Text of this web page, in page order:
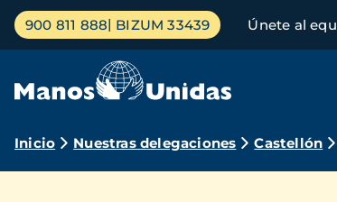
Pasar
contenido
Menú
principal
900 811 888 BIZUM 33439 Únete al
Ruta
Inicio Nuestras delegaciones Castellón